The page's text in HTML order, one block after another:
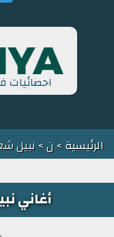
الرئيسية> ن> نبيل
أغاني نبيل